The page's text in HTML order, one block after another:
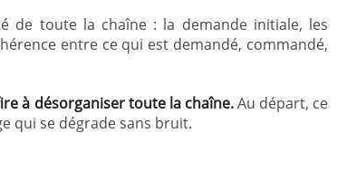
de toute la chaîne : la demande initiale, les
entre ce qui est demandé, commandé,
à désorganiser toute la chaîne.Au départ, ce
qui se dégrade sans bruit.